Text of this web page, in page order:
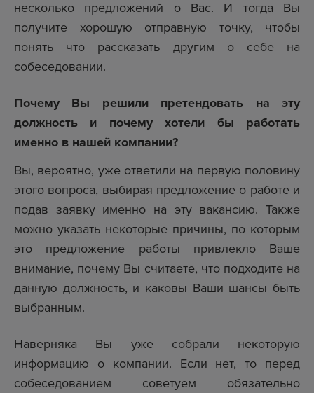
несколько предложений о Вас. И тогда Вы
получите хорошую отправную точку, чтобы
понять что рассказать другим о себе на
собеседовании.
Почему Вы решили претендовать на эту
должность и почему хотели бы работать
именно в нашей компании?
Вы, вероятно, уже ответили на первую половину
этого вопроса, выбирая предложение о работе и
подав заявку именно на эту вакансию. Также
можно указать некоторые причины, по которым
это предложение работы привлекло Ваше
внимание, почему Вы считаете, что подходите на
данную должность, и каковы Ваши шансы быть
выбранным.
Наверняка Вы уже собрали некоторую
информацию о компании. Если нет, то перед
собеседованием советуем обязательно